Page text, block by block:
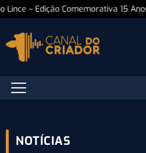
Lince – Edição Comemorativa 15
NOTÍCIAS